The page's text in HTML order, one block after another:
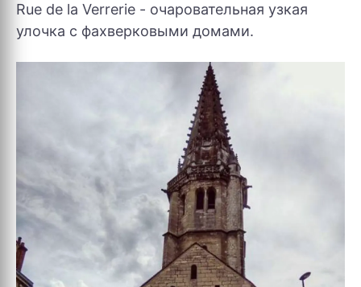
Rue de la Verrerie - очаровательная узкая
улочка с фахверковыми домами.